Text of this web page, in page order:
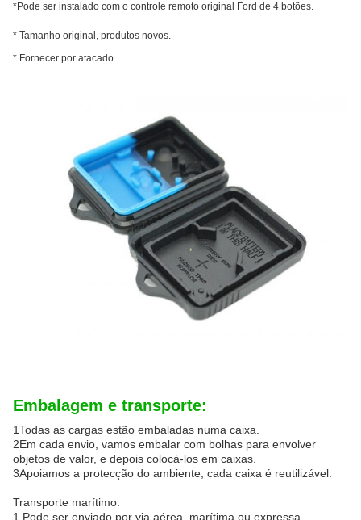
*Pode ser instalado com o controle remoto original Ford de 4 botões.
* Tamanho original, produtos novos.
* Fornecer por atacado.
Embalagem e transporte:
1Todas as cargas estão embaladas numa caixa.
2Em cada envio, vamos embalar com bolhas para envolver
objetos de valor, e depois colocá-los em caixas.
3Apoiamos a protecção do ambiente, cada caixa é reutilizável.
Transporte marítimo:
1.Pode ser enviado por via aérea, marítima ou expressa.